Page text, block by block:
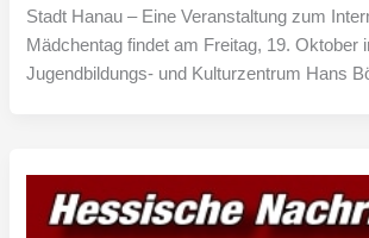
Stadt Hanau – Eine Veranstaltung zum
Mädchentag findet am Freitag, 19. Oktober
Jugendbildungs- und Kulturzentrum Hans